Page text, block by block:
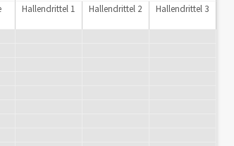
Hallendrittel 1 Hallendrittel 2 Hallendrittel 3